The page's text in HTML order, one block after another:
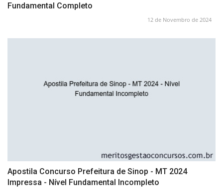
Fundamental Completo
12 de Novembro de 2024
Apostila Concurso Prefeitura de Sinop - MT 2024
Impressa - Nível Fundamental Incompleto